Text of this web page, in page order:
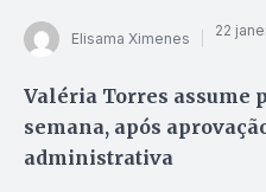
Elisama Ximenes 22
Valéria Torres assume
semana, após
administrativa